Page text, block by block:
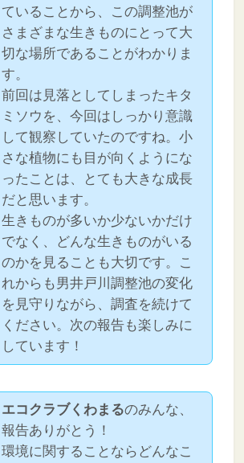
ていることから、この調整池が
さまざまな生きものにとって大
切な場所であることがわかりま
す。
前回は見落としてしまったキタ
ミソウを、今回はしっかり意識
して観察していたのですね。小
さな植物にも目が向くようにな
ったことは、とても大きな成長
だと思います。
生きものが多いか少ないかだけ
でなく、どんな生きものがいる
のかを見ることも大切です。こ
れからも男井戸川調整池の変化
を見守りながら、調査を続けて
ください。次の報告も楽しみに
しています！
エコクラブくわまるのみんな、
報告ありがとう！
環境に関することならどんなこ